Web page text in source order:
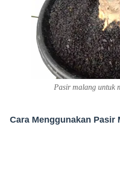
Pasir malang untuk
Cara Menggunakan Pasir